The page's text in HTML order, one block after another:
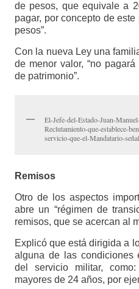
de pesos, que equivale a
pagar, por concepto de
pesos”.
Con la nueva Ley una
de menor valor, “no
de patrimonio”.
El-Jefe-del-Estado-Juan-
Reclutamiento-que-establece-
servicio-que-el-Mandatario-
Remisos
Otro de los aspectos
abre un “régimen de
remisos, que se acercan al
Explicó que está dirigida a
alguna de las condiciones
del servicio militar,
mayores de 24 años, por